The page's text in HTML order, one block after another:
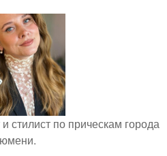
стилист по прическам города